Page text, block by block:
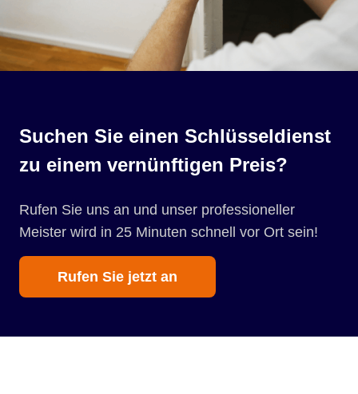
Suchen Sie einen Schlüsseldienst
zu einem vernünftigen Preis?
Rufen Sie uns an und unser professioneller
Meister wird in 25 Minuten schnell vor Ort sein!
Rufen Sie jetzt an